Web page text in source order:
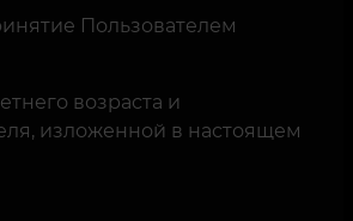
Пользователем
возраста и
изложенной в настоящем